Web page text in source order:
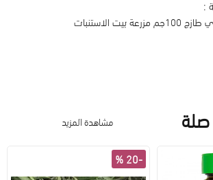
:
الاستنبات
مشاهدة المزيد
-20 %